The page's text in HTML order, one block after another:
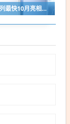
荣耀WIN2系列最快10月亮相：2nm芯片+万级电池组合同档唯一